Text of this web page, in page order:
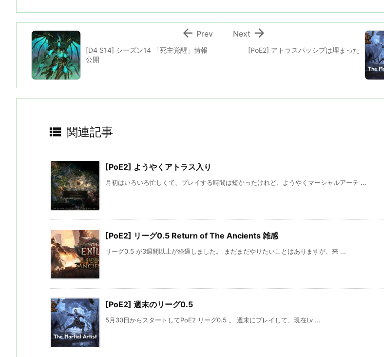
[PoE2] アトラスパッシブは埋まった

Next
[D4 S14] シーズン14 「死主覚醒」情報
公開
 Prev
 関連記事
[PoE2] ようやくアトラス入り
月初はいろいろ忙しくて、プレイする時間は短かったけれど、ようやくマーシャルアーテ ...
[PoE2] リーグ0.5 Return of The Ancients 雑感
リーグ0.5 が3週間以上が経過しました。 まだまだやりたいことはありますが、来 ...
[PoE2] 週末のリーグ0.5
5月30日からスタートしてPoE2 リーグ0.5 。 週末にプレイして、現在Lv ...